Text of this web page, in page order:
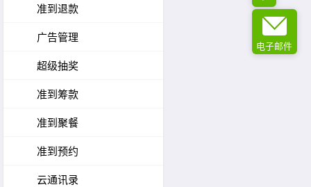
电子邮件
准到退款
广告管理
超级抽奖
准到筹款
准到聚餐
准到预约
云通讯录